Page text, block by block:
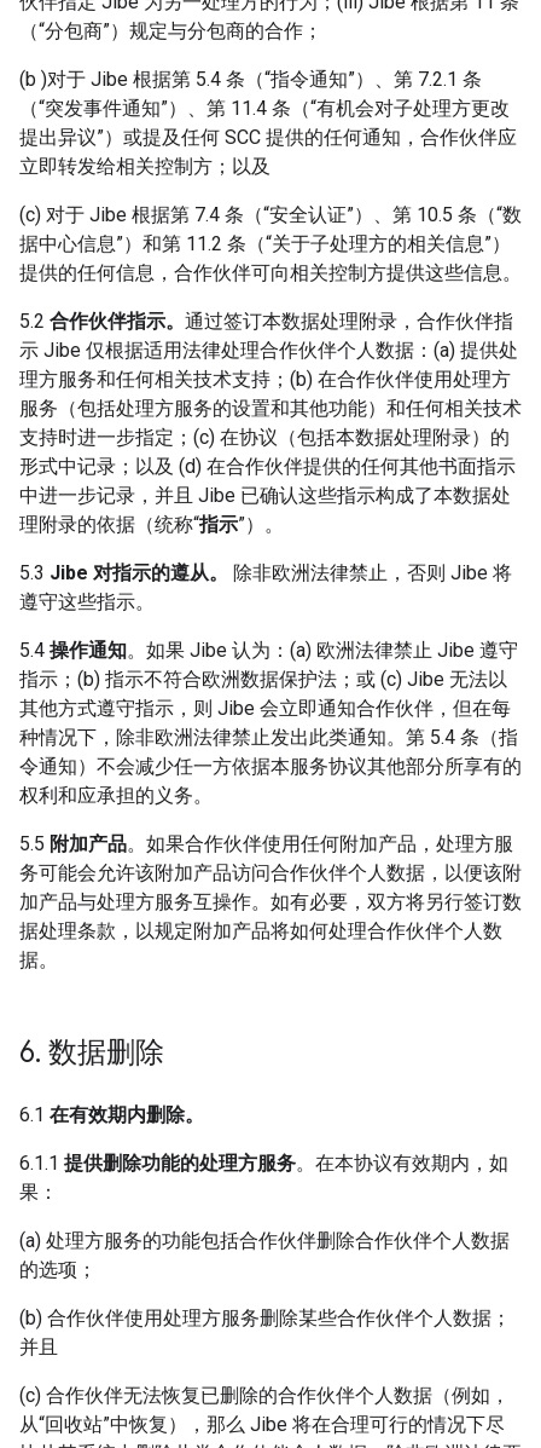
（“分包商”）规定与分包商的合作；
(b )对于 Jibe 根据第 5.4 条（“指令通知”）、第 7.2.1 条
（“突发事件通知”）、第 11.4 条（“有机会对子处理方更改
提出异议”）或提及任何 SCC 提供的任何通知，合作伙伴应
立即转发给相关控制方；以及
(c) 对于 Jibe 根据第 7.4 条（“安全认证”）、第 10.5 条（“数
据中心信息”）和第 11.2 条（“关于子处理方的相关信息”）
提供的任何信息，合作伙伴可向相关控制方提供这些信息。
5.2 合作伙伴指示。 通过签订本数据处理附录，合作伙伴指
示 Jibe 仅根据适用法律处理合作伙伴个人数据：(a) 提供处
理方服务和任何相关技术支持；(b) 在合作伙伴使用处理方
服务（包括处理方服务的设置和其他功能）和任何相关技术
支持时进一步指定；(c) 在协议（包括本数据处理附录）的
形式中记录；以及 (d) 在合作伙伴提供的任何其他书面指示
中进一步记录，并且 Jibe 已确认这些指示构成了本数据处
理附录的依据（统称“指示”）。
5.3 Jibe 对指示的遵从。
除非欧洲法律禁止，否则 Jibe 将
遵守这些指示。
5.4 操作通知。如果 Jibe 认为：(a) 欧洲法律禁止 Jibe 遵守
指示；(b) 指示不符合欧洲数据保护法；或 (c) Jibe 无法以
其他方式遵守指示，则 Jibe 会立即通知合作伙伴，但在每
种情况下，除非欧洲法律禁止发出此类通知。第 5.4 条（指
令通知）不会减少任一方依据本服务协议其他部分所享有的
权利和应承担的义务。
5.5 附加产品。如果合作伙伴使用任何附加产品，处理方服
务可能会允许该附加产品访问合作伙伴个人数据，以便该附
加产品与处理方服务互操作。如有必要，双方将另行签订数
据处理条款，以规定附加产品将如何处理合作伙伴个人数
据。
6. 数据删除
6.1 在有效期内删除。
6.1.1 提供删除功能的处理方服务。在本协议有效期内，如
果：
(a) 处理方服务的功能包括合作伙伴删除合作伙伴个人数据
的选项；
(b) 合作伙伴使用处理方服务删除某些合作伙伴个人数据；
并且
(c) 合作伙伴无法恢复已删除的合作伙伴个人数据（例如，
从“回收站”中恢复），那么 Jibe 将在合理可行的情况下尽